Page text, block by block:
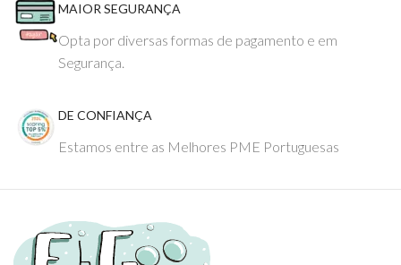
MAIOR SEGURANÇA
Opta por diversas formas de pagamento e em
Segurança.
DE CONFIANÇA
Estamos entre as Melhores PME Portuguesas